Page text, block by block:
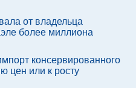
от владельца
более миллиона
консервированного
цен или к росту